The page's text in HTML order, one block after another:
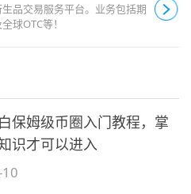
品交易服务平台。业务包括期
球OTC等！
保姆级币圈入门教程，掌
识才可以进入